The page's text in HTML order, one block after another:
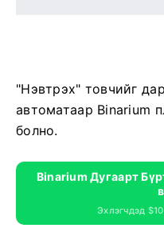
"Нэвтрэх" товчийг
автоматаар Binarium
болно.
Binarium Дугаарт
Эхлэгчдэд